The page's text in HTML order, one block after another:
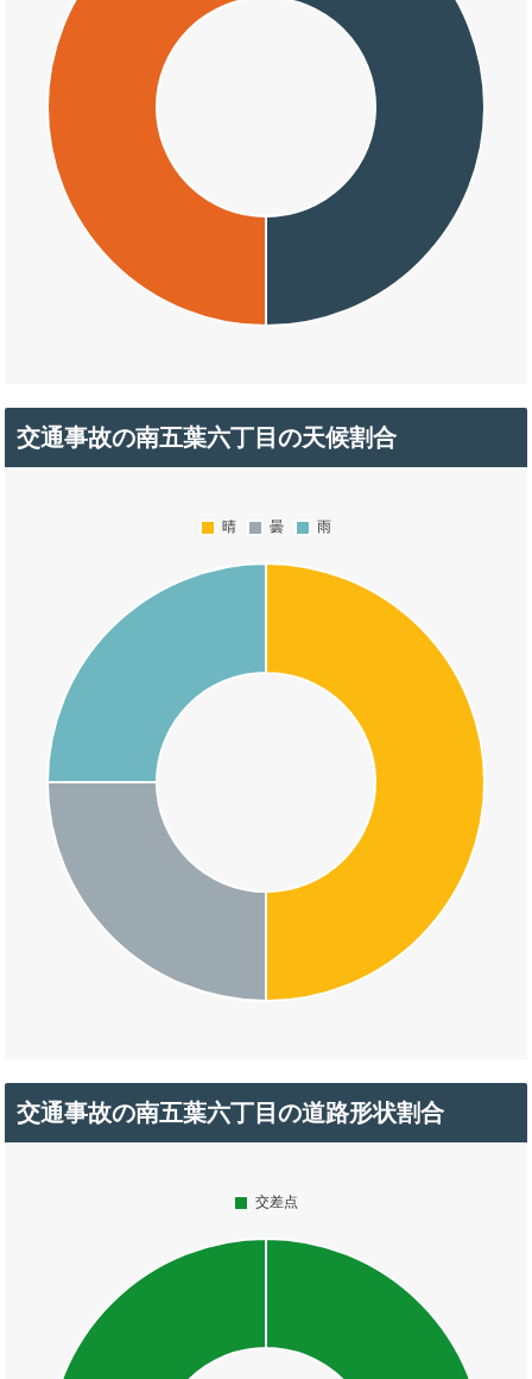
交通事故の南五葉六丁目の天候割合
交通事故の南五葉六丁目の道路形状割合